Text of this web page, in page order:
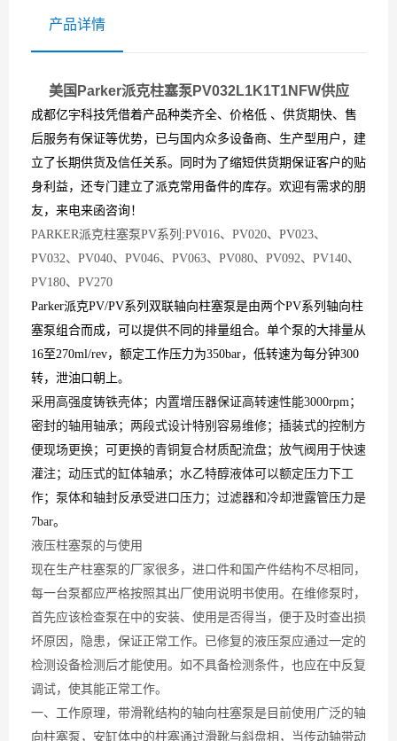
产品详情
美国Parker派克柱塞泵PV032L1K1T1NFW供应
成都亿宇科技凭借着产品种类齐全、价格低 、供货期快、售
后服务有保证等优势，已与国内众多设备商、生产型用户，建
立了长期供货及信任关系。同时为了缩短供货期保证客户的贴
身利益，还专门建立了派克常用备件的库存。欢迎有需求的朋
友，来电来函咨询！
PARKER派克柱塞泵PV系列:PV016、PV020、PV023、
PV032、PV040、PV046、PV063、PV080、PV092、PV140、
PV180、PV270
Parker派克PV/PV系列双联轴向柱塞泵是由两个PV系列轴向柱
塞泵组合而成，可以提供不同的排量组合。单个泵的大排量从
16至270ml/rev，额定工作压力为350bar，低转速为每分钟300
转，泄油口朝上。
采用高强度铸铁壳体；内置增压器保证高转速性能3000rpm；
密封的轴用轴承；两段式设计特别容易维修；插装式的控制方
便现场更换；可更换的青铜复合材质配流盘；放气阀用于快速
灌注；动压式的缸体轴承；水乙特醇液体可以额定压力下工
作；泵体和轴封反承受进口压力；过滤器和冷却泄露管压力是
7bar。
液压柱塞泵的与使用
现在生产柱塞泵的厂家很多，进口件和国产件结构不尽相同，
每一台泵都应严格按照其出厂使用说明书使用。在维修泵时，
首先应该检查泵在中的安装、使用是否得当，便于及时查出损
坏原因，隐患，保证正常工作。已修复的液压泵应通过一定的
检测设备检测后才能使用。如不具备检测条件，也应在中反复
调试，使其能正常工作。
一、工作原理，带滑靴结构的轴向柱塞泵是目前使用广泛的轴
向柱塞泵，安缸体中的柱塞通过滑靴与斜盘相，当传动轴带动